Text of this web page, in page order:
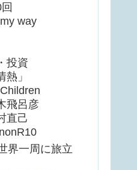
way
投資
」
飛呂彦
直己
界一周に旅立